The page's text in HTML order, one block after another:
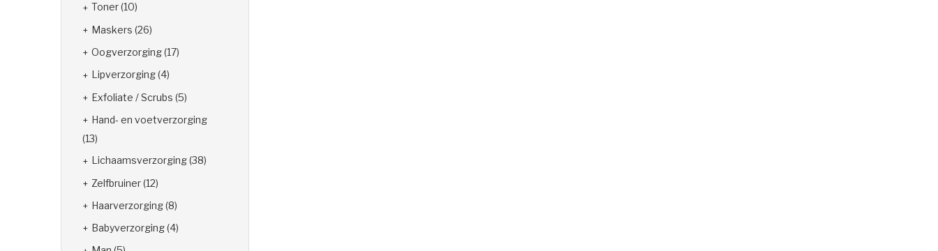
Toner(10)
Maskers (26)
Oogverzorging(17)
Lipverzorging(4)
Exfoliate / Scrubs (5)
Hand- en voetverzorging
(13)
Lichaamsverzorging(38)
Zelfbruiner(12)
Haarverzorging(8)
Babyverzorging(4)